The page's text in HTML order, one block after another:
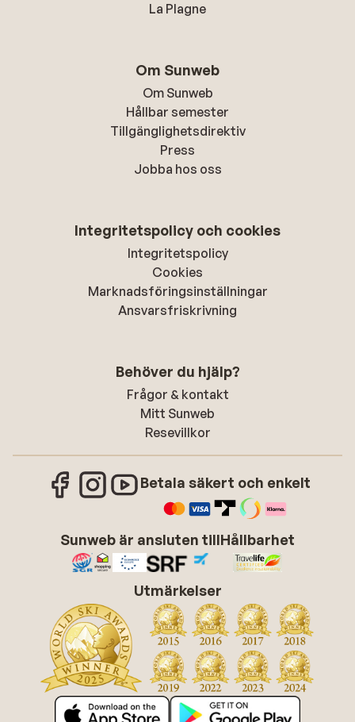
La Plagne
Om Sunweb
Om Sunweb
Hållbar semester
Tillgänglighetsdirektiv
Press
Jobba hos oss
Integritetspolicy och cookies
Integritetspolicy
Cookies
Marknadsföringsinställningar
Ansvarsfriskrivning
Behöver du hjälp?
Frågor & kontakt
Mitt Sunweb
Resevillkor
Betala säkert och enkelt
Sunweb är ansluten tillHållbarhet
Utmärkelser